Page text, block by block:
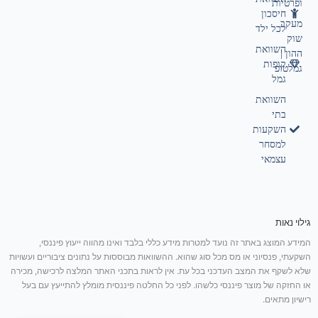
חיסכון
לכל ילד
השוואת
קופות
גמל
השוואת
בתי
השקעות
למסחר
עצמאי
ופרטיות
מעקב
שוק
ההון |
גמלטופ
גילוי נאות
המידע המוצג באתר זה נועד למטרות מידע כללי בלבד ואינו מהווה ייעוץ פיננסי,
השקעתי, פנסיוני או מס מכל סוג שהוא. ההשוואות מבוססות על נתונים ציבוריים ועשויות
שלא לשקף את המצב העדכני בכל עת. אין לראות בתכני האתר המלצה לרכישה, מכירה
או החזקה של מוצר פיננסי כלשהו. לפני כל החלטה פיננסית מומלץ להתייעץ עם בעל
רישיון מתאים.